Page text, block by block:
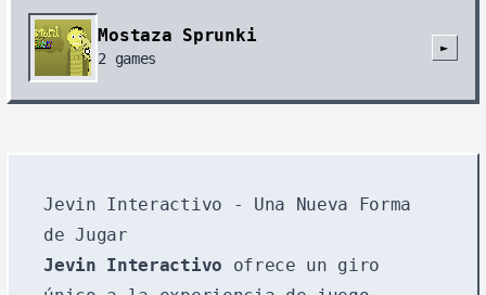
Mostaza Sprunki
2 games
►
Jevin Interactivo - Una Nueva Forma
de Jugar
Jevin Interactivo ofrece un giro